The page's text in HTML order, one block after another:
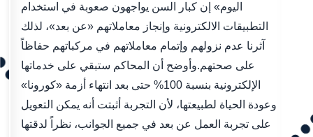
اليوم» إن كبار السن يواجهون صعوبة في استخدام
التطبيقات الالكترونية وإنجاز معاملاتهم «عن بعد»، لذلك
آثرنا عدم نزولهم وإتمام معاملاتهم في مركباتهم حفاظاً
على صحتهم.وأوضح أن المحاكم ستبقي على خدماتها
الإلكترونية بنسبة 100% حتى بعد انتهاء أزمة «كورونا»
وعودة الحياة لطبيعتها، لأن التجربة أثبتت أنه يمكن التعويل
على تجربة العمل عن بعد في جميع الجوانب، نظراً لدقتها